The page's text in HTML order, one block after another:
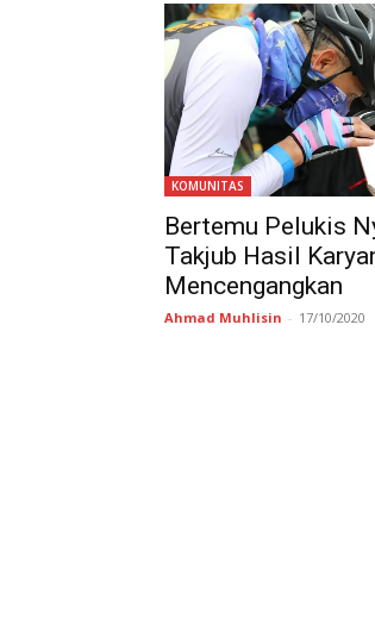
KOMUNITAS
Bertemu Pelukis
Takjub Hasil
Mencengangkan
Ahmad Muhlisin - 17/10/2020